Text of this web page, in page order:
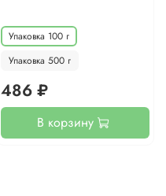
Упаковка 100 г
Упаковка 500 г
486 ₽
В корзину